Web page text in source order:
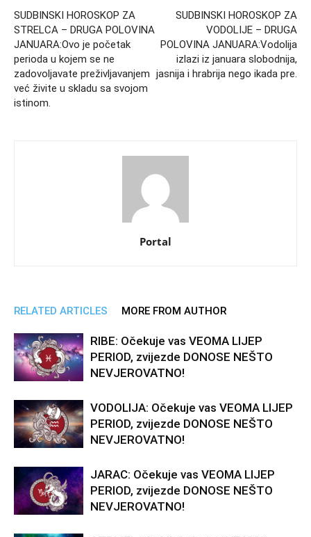
SUDBINSKI HOROSKOP ZA
STRELCA – DRUGA POLOVINA
JANUARA:Ovo je početak
perioda u kojem se ne
zadovoljavate preživljavanjem
već živite u skladu sa svojom
istinom.
SUDBINSKI HOROSKOP ZA
VODOLIJE – DRUGA
POLOVINA JANUARA:Vodolija
izlazi iz januara slobodnija,
jasnija i hrabrija nego ikada pre.
Portal
RELATED ARTICLES MORE FROM AUTHOR
RIBE: Očekuje vas VEOMA LIJEP
PERIOD, zvijezde DONOSE NEŠTO
NEVJEROVATNO!
VODOLIJA: Očekuje vas VEOMA LIJEP
PERIOD, zvijezde DONOSE NEŠTO
NEVJEROVATNO!
JARAC: Očekuje vas VEOMA LIJEP
PERIOD, zvijezde DONOSE NEŠTO
NEVJEROVATNO!